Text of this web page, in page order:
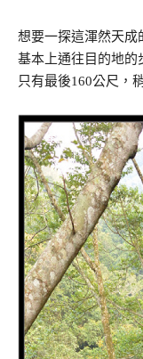
想要一探這渾然天成
基本上通往目的地的
只有最後160公尺，